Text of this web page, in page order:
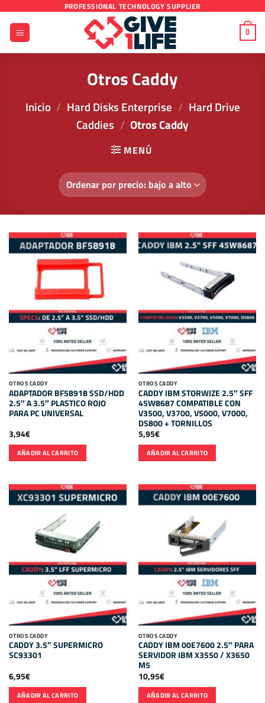
contenido
PROFESSIONAL TECHNOLOGY SUPPLIER
0
Otros Caddy
Inicio / Hard Disks Enterprise / Hard Drive
Caddies / Otros Caddy
MENÚ
OTROS CADDY
ADAPTADOR BF58918 SSD/HDD
2.5″ A 3.5″ PLASTICO ROJO
PARA PC UNIVERSAL
3,94€
AÑADIR AL CARRITO
OTROS CADDY
CADDY IBM STORWIZE 2.5″ SFF
45W8687 COMPATIBLE CON
V3500, V3700, V5000, V7000,
DS800 + TORNILLOS
5,95€
AÑADIR AL CARRITO
OTROS CADDY
CADDY 3.5″ SUPERMICRO
SC93301
6,95€
AÑADIR AL CARRITO
OTROS CADDY
CADDY IBM 00E7600 2.5″ PARA
SERVIDOR IBM X3550 / X3650
M5
10,95€
AÑADIR AL CARRITO